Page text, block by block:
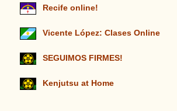
Recife online!
Vicente López: Clases Online
SEGUIMOS FIRMES!
Kenjutsu at Home